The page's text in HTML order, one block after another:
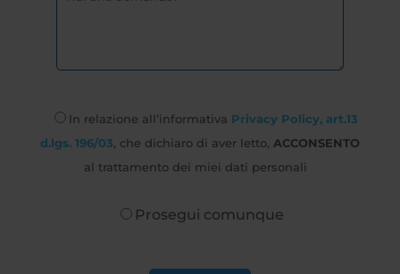
In relazione all’informativa Privacy Policy, art.13
d.lgs. 196/03 , che dichiaro di aver letto, ACCONSENTO
al trattamento dei miei dati personali
Prosegui comunque